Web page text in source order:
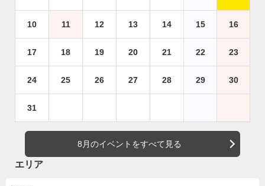
10 11 12 13 14 15 16
17 18 19 20 21 22 23
24 25 26 27 28 29 30
31
8月のイベントをすべて見る
エリア